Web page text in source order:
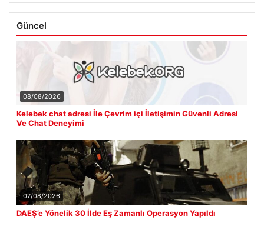
Güncel
08/08/2026
Kelebek chat adresi İle Çevrim içi İletişimin Güvenli Adresi
Ve Chat Deneyimi
07/08/2026
DAEŞ’e Yönelik 30 İlde Eş Zamanlı Operasyon Yapıldı